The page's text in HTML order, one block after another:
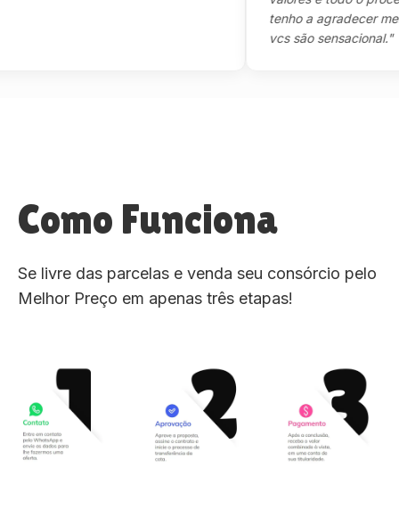
tenho a agradecer
vcs são sensacional."
Como Funciona
Se livre das parcelas e venda seu consórcio pelo
Melhor Preço em apenas três etapas!